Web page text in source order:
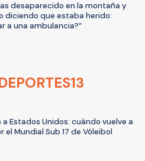
desaparecido en la montaña y
diciendo que estaba herido:
a una ambulancia?”
Estados Unidos: cuándo vuelve a
el Mundial Sub 17 de Vóleibol